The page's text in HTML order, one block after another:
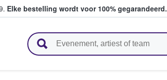
Elke bestelling wordt voor 100% gegarandeerd.